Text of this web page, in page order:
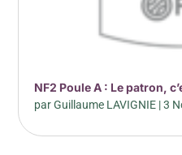
NF2 Poule A : Le patron,
parGuillaume LAVIGNIE |3